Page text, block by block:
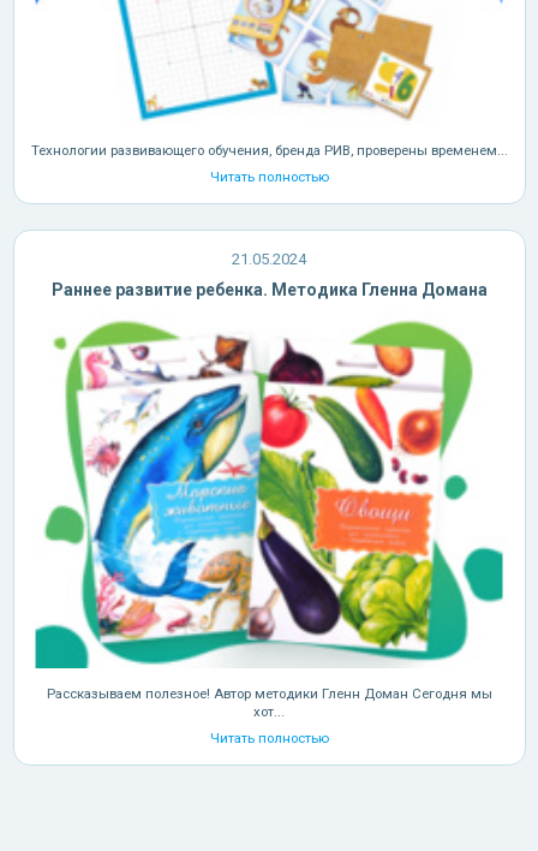
Технологии развивающего обучения, бренда РИВ, проверены временем...
Читать полностью
21.05.2024
Раннее развитие ребенка. Методика Гленна Домана
Рассказываем полезное! Автор методики Гленн Доман Сегодня мы
хот...
Читать полностью